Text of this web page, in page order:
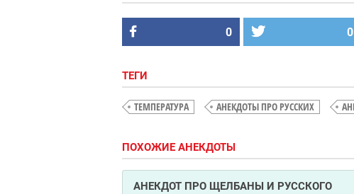
0 0
ТЕГИ
ТЕМПЕРАТУРА АНЕКДОТЫ ПРО РУССКИХ
ПОХОЖИЕ АНЕКДОТЫ
АНЕКДОТ ПРО ЩЕЛБАНЫ И РУССКОГО